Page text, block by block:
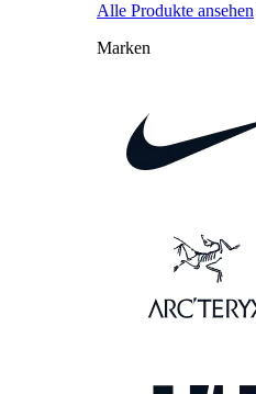
Alle Produkte ansehen
Marken